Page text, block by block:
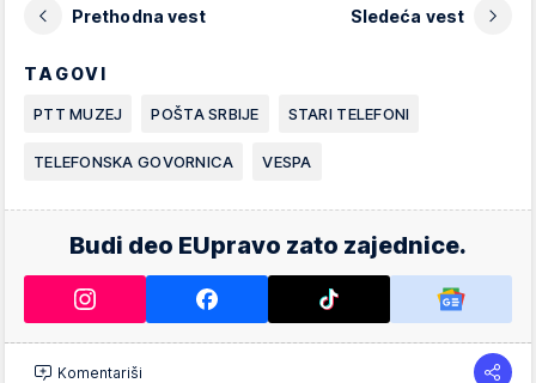
Prethodna vest Sledeća vest
TAGOVI
PTT MUZEJ POŠTA SRBIJE STARI TELEFONI
TELEFONSKA GOVORNICA VESPA
Budi deo EUpravo zato zajednice.
Komentariši